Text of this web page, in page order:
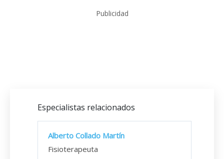
Publicidad
Especialistas relacionados
Alberto Collado Martín
Fisioterapeuta